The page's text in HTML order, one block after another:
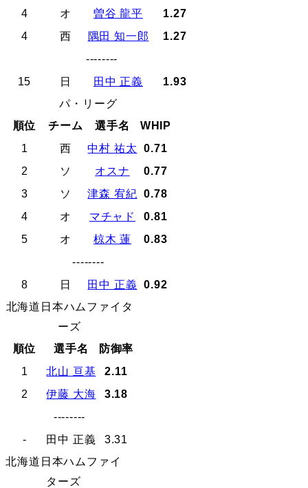
4
オ 曽谷 龍平
1.27
4
西 隅田 知一郎
1.27
--------
15
日 田中 正義
1.93
パ・リーグ
順位
チーム 選手名
WHIP
1
西 中村 祐太
0.71
2
ソ オスナ
0.77
3
ソ 津森 宥紀
0.78
4
オ マチャド
0.81
5
オ 椋木 蓮
0.83
--------
8
日 田中 正義
0.92
北海道日本ハムファイタ
ーズ
順位
選手名
防御率
1
北山 亘基
2.11
2
伊藤 大海
3.18
--------
-
田中 正義
3.31
北海道日本ハムファイ
ターズ